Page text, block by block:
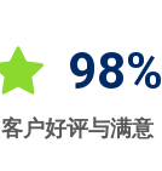
98%
客户好评与满意